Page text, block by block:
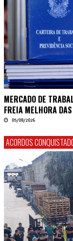
MERCADO DE
FREIA MELHORA
05/08/2026
ACORDOS